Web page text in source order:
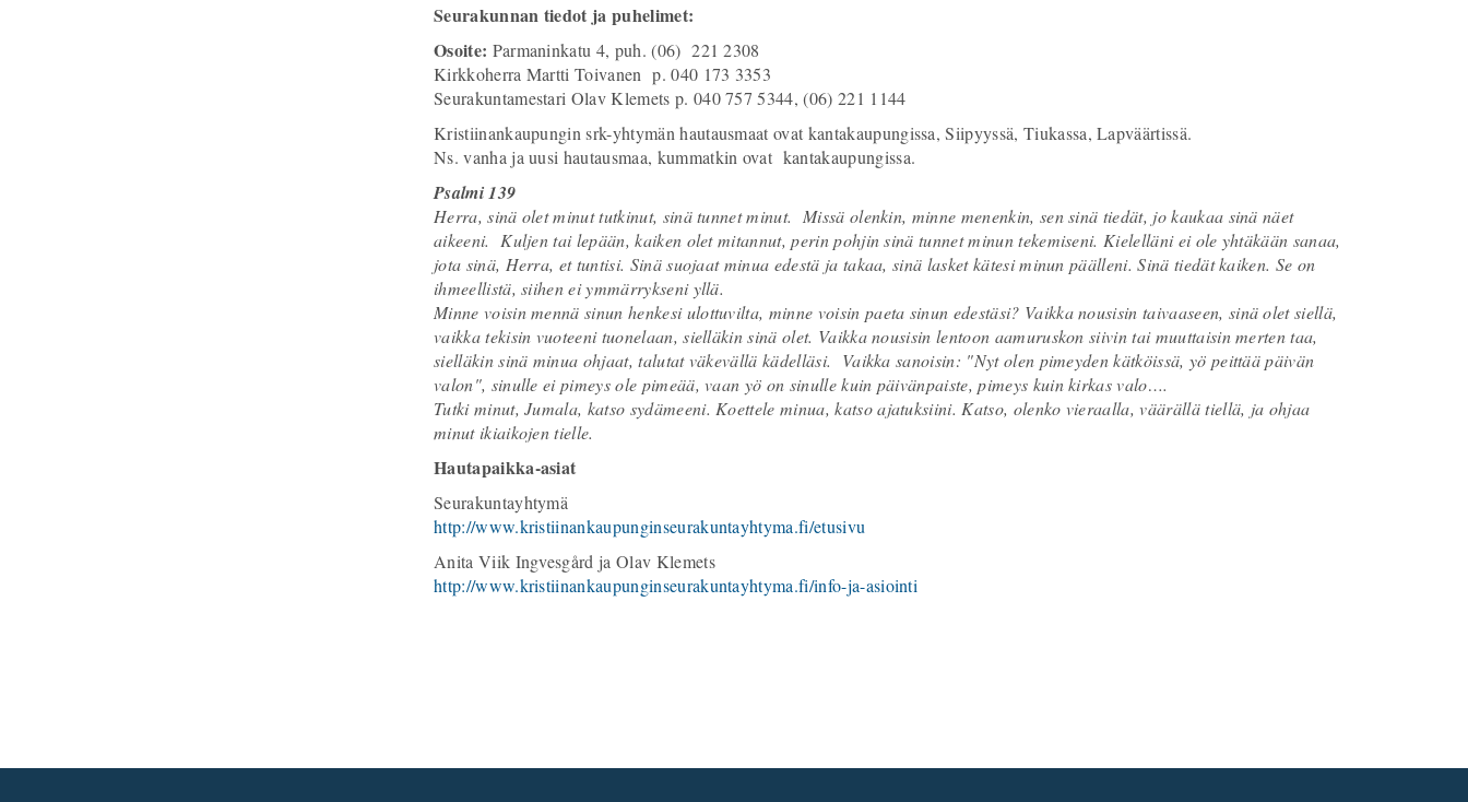
Seurakunnan tiedot ja puhelimet:
Osoite: Parmaninkatu 4, puh. (06) 221 2308
Kirkkoherra Martti Toivanen p. 040 173 3353
Seurakuntamestari Olav Klemets p. 040 757 5344, (06) 221 1144
Kristiinankaupungin srk-yhtymän hautausmaat ovat kantakaupungissa, Siipyyssä, Tiukassa, Lapväärtissä.
Ns. vanha ja uusi hautausmaa, kummatkin ovat kantakaupungissa.
Psalmi 139
Herra, sinä olet minut tutkinut, sinä tunnet minut. Missä olenkin, minne menenkin, sen sinä tiedät, jo kaukaa sinä näet
aikeeni. Kuljen tai lepään, kaiken olet mitannut, perin pohjin sinä tunnet minun tekemiseni. Kielelläni ei ole yhtäkään sanaa,
jota sinä, Herra, et tuntisi. Sinä suojaat minua edestä ja takaa, sinä lasket kätesi minun päälleni. Sinä tiedät kaiken. Se on
ihmeellistä, siihen ei ymmärrykseni yllä.
Minne voisin mennä sinun henkesi ulottuvilta, minne voisin paeta sinun edestäsi? Vaikka nousisin taivaaseen, sinä olet siellä,
vaikka tekisin vuoteeni tuonelaan, sielläkin sinä olet. Vaikka nousisin lentoon aamuruskon siivin tai muuttaisin merten taa,
sielläkin sinä minua ohjaat, talutat väkevällä kädelläsi. Vaikka sanoisin: "Nyt olen pimeyden kätköissä, yö peittää päivän
valon", sinulle ei pimeys ole pimeää, vaan yö on sinulle kuin päivänpaiste, pimeys kuin kirkas valo….
Tutki minut, Jumala, katso sydämeeni. Koettele minua, katso ajatuksiini. Katso, olenko vieraalla, väärällä tiellä, ja ohjaa
minut ikiaikojen tielle.
Hautapaikka-asiat
Seurakuntayhtymä
http://www.kristiinankaupunginseurakuntayhtyma.fi/etusivu
Anita Viik Ingvesgård ja Olav Klemets
http://www.kristiinankaupunginseurakuntayhtyma.fi/info-ja-asiointi